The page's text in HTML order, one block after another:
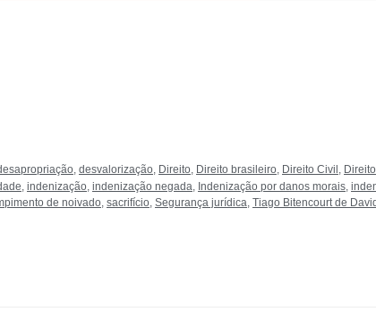
, desvalorização, Direito, Direito brasileiro, Direito Civil ,
, indenização, indenização negada, Indenização por danos morais,
de noivado, sacrifício, Segurança jurídica, Tiago Bitencourt de David